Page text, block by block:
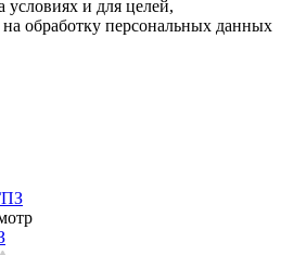
и для целей,
обработку персональных данных